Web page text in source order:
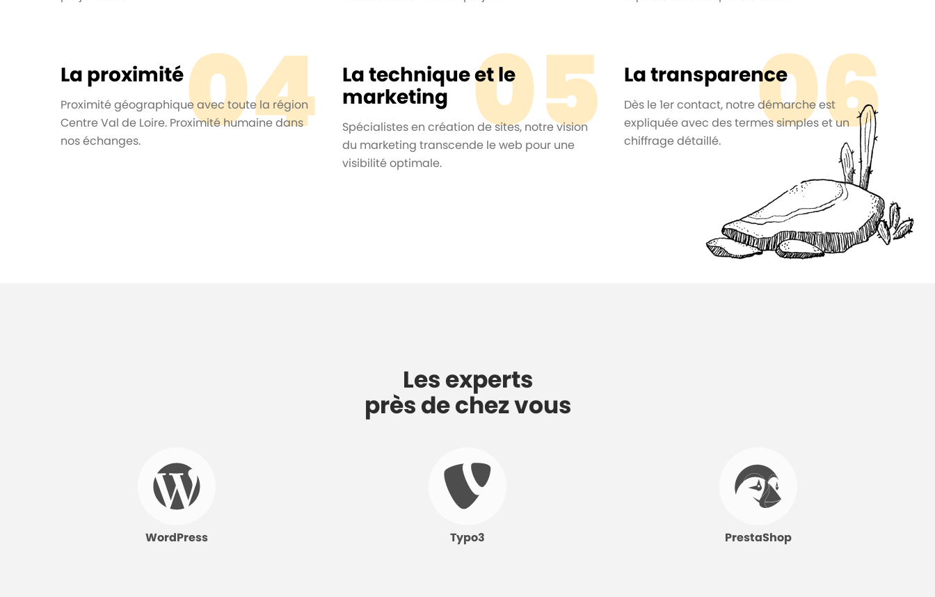
04
La proximité
Proximité géographique avec toute la région
Centre Val de Loire. Proximité humaine dans
nos échanges.
05
La technique et le
marketing
Spécialistes en création de sites, notre vision
du marketing transcende le web pour une
visibilité optimale.
06
La transparence
Dès le 1er contact, notre démarche est
expliquée avec des termes simples et un
chiffrage détaillé.
Les experts
près de chez vous
WordPress Typo3 PrestaShop